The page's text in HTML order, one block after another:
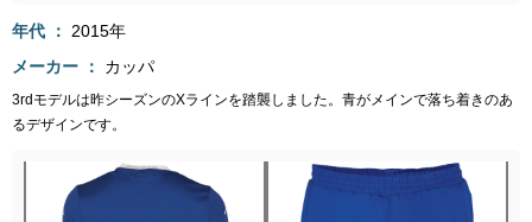
年代
2015年
メーカー
カッパ
3rdモデルは昨シーズンのXラインを踏襲しました。青がメインで落ち着きのあ
るデザインです。